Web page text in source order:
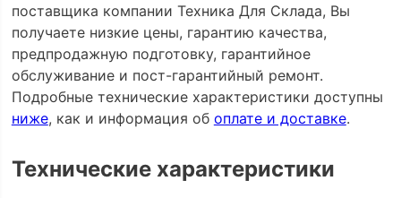
поставщика компании Техника Для Склада, Вы
получаете низкие цены, гарантию качества,
предпродажную подготовку, гарантийное
обслуживание и пост-гарантийный ремонт.
Подробные технические характеристики доступны
ниже, как и информация об оплате и доставке.
Технические характеристики